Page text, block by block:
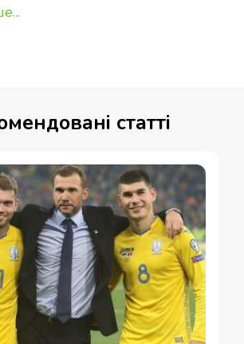
статті